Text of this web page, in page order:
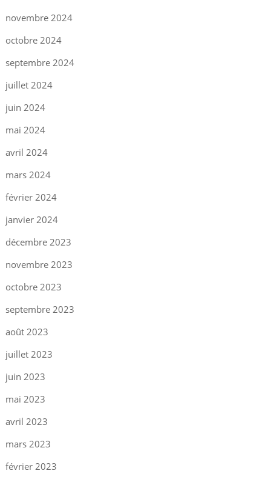
novembre 2024
octobre 2024
septembre 2024
juillet 2024
juin 2024
mai 2024
avril 2024
mars 2024
février 2024
janvier 2024
décembre 2023
novembre 2023
octobre 2023
septembre 2023
août 2023
juillet 2023
juin 2023
mai 2023
avril 2023
mars 2023
février 2023